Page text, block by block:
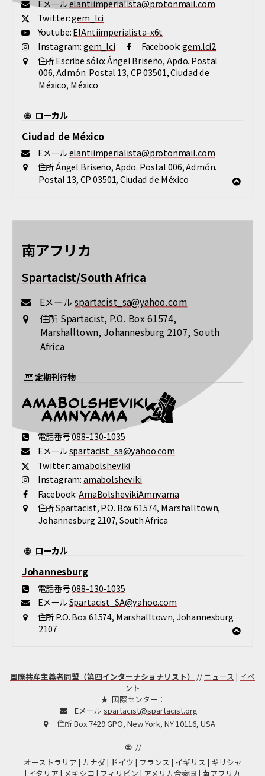
Eメールelantiimperialista@protonmail.com
Twitter:gem_lci
Youtube:ElAntiimperialista-x6t
Instagram:gem_lci Facebook: gem.lci2
住所Escribe sólo: Ángel Briseño, Apdo. Postal
006, Admón. Postal 13, CP 03501, Ciudad de
México, México
ローカル
Ciudad de México
Eメールelantiimperialista@protonmail.com
住所Ángel Briseño, Apdo. Postal 006, Admón.
Postal 13, CP 03501, Ciudad de México
南アフリカ
Spartacist/South Africa
Eメールspartacist_sa@yahoo.com
住所 Spartacist, P.O. Box 61574,
Marshalltown, Johannesburg 2107, South
Africa
定期刊行物
電話番号088-130-1035
Eメールspartacist_sa@yahoo.com
Twitter:amabolsheviki
Instagram:amabolsheviki
Facebook: AmaBolshevikiAmnyama
住所Spartacist, P.O. Box 61574, Marshalltown,
Johannesburg 2107, South Africa
ローカル
Johannesburg
電話番号088-130-1035
EメールSpartacist_SA@yahoo.com
住所P.O. Box 61574, Marshalltown, Johannesburg
2107
国際共産主義者同盟（第四インターナショナリスト） // ニュース | イベ
ント
国際センター：
Eメール spartacist@spartacist.org
住所Box 7429 GPO, New York, NY 10116, USA
//
オーストラリア カナダ ドイツ フランス イギリス
ギリシャ
イタリア
メキシコ フィリピン アメリカ合衆国 南アフリカ